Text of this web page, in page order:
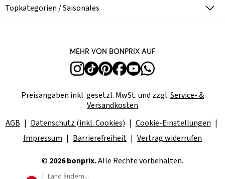
Topkategorien / Saisonales
Mehr von bonprix auf
Preisangaben inkl. gesetzl. MwSt. und zzgl.Service- &
Versandkosten
AGB
Datenschutz (inkl. Cookies)
Cookie-Einstellungen
Impressum
Barrierefreiheit Vertrag widerrufen
© 2026 bonprix.Alle Rechte vorbehalten.
Land ändern...